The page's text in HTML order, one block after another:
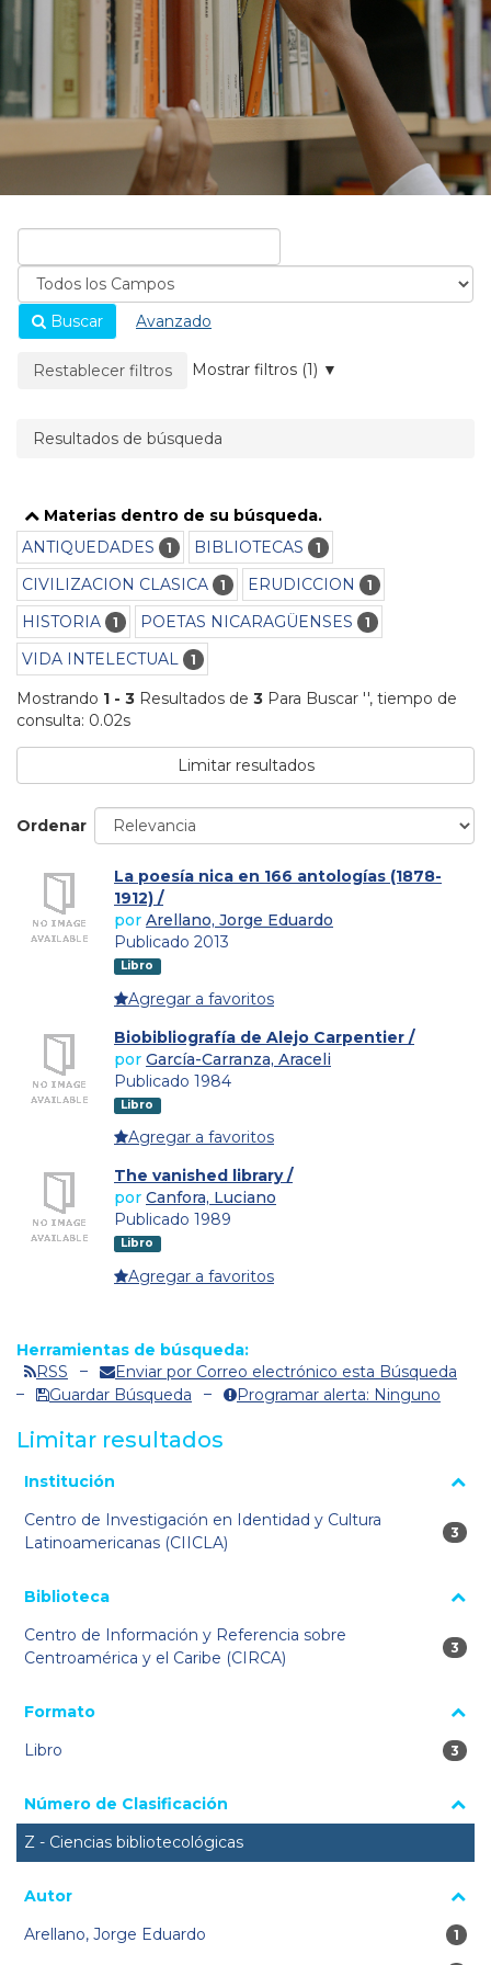
Buscar
Avanzado
La página se recargará cuando se elimine un filtro.
Restablecer filtros Mostrar filtros (1)
Resultados de búsqueda
Materias dentro de su búsqueda.
ANTIQUEDADES
1 BIBLIOTECAS 1
CIVILIZACION CLASICA 1 ERUDICCION 1
HISTORIA 1 POETAS NICARAGÜENSES 1
VIDA INTELECTUAL 1
Mostrando 1 - 3 Resultados de 3 Para Buscar '', tiempo de
consulta: 0.02s
Limitar resultados
Ordenar
La poesía nica en 166 antologías (1878-
1912) /
por Arellano, Jorge Eduardo
Publicado 2013
Libro
Agregar a favoritos
Biobibliografía de Alejo Carpentier /
por García-Carranza, Araceli
Publicado 1984
Libro
Agregar a favoritos
The vanished library /
por Canfora, Luciano
Publicado 1989
Libro
Agregar a favoritos
Herramientas de búsqueda:
RSS
Enviar por Correo electrónico esta Búsqueda
Guardar Búsqueda
Programar alerta: Ninguno
Limitar resultados
La página se volverá a cargar cuando se seleccione o excluya
Institución
Centro de Investigación en Identidad y Cultura
Latinoamericanas (CIICLA)
3
3
Biblioteca
Centro de Información y Referencia sobre
Centroamérica y el Caribe (CIRCA)
3
3
Formato
Libro
3
3
Número de Clasificación
Z - Ciencias bibliotecológicas
Autor
Arellano, Jorge Eduardo
1
1